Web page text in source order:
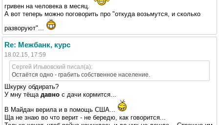
гривен на человека в месяц.
А вот теперь можно поговорить про "откуда возьмутся, и сколько
разворуют"...
Re: Межбанк, курс
18.02.15, 17:59
Сергей Ильвовский писал(а):
Остаётся одно - грабить собственное население.
Шкурку обдирать?
У мну тёща давно с дачи кормится...
В Майдан верила и в помощь США...
Ща не знаю во что верит - не бередю, как говорится...